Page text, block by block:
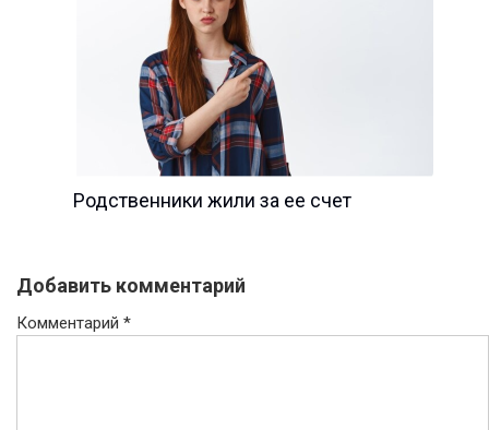
Родственники жили за ее счет
Добавить комментарий
Комментарий *